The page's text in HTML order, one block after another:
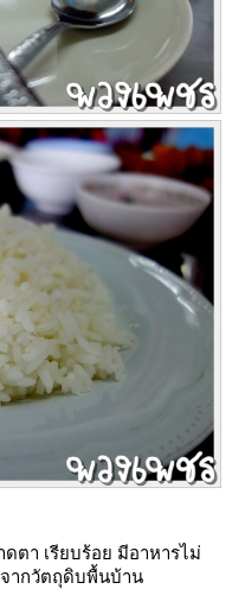
ตา เรียบร้อย มีอาหารไม่
ากวัตถุดิบพื้นบ้าน